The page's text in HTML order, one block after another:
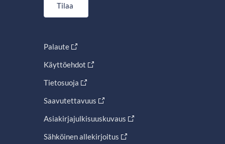
Tilaa
Palaute
Käyttöehdot
Tietosuoja
Saavutettavuus
Asiakirjajulkisuuskuvaus
Sähköinen allekirjoitus